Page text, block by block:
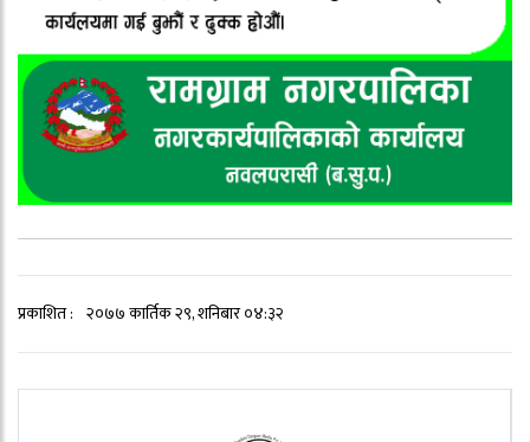
प्रकाशित : २०७७ कार्तिक २९, शनिबार ०४:३२